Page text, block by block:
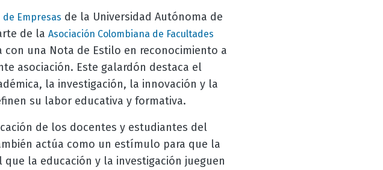
Empresas de la Universidad Autónoma de
de la Asociación Colombiana de Facultades
con una Nota de Estilo en reconocimiento a
asociación. Este galardón destaca el
la investigación, la innovación y la
su labor educativa y formativa.
de los docentes y estudiantes del
actúa como un estímulo para que la
la educación y la investigación jueguen